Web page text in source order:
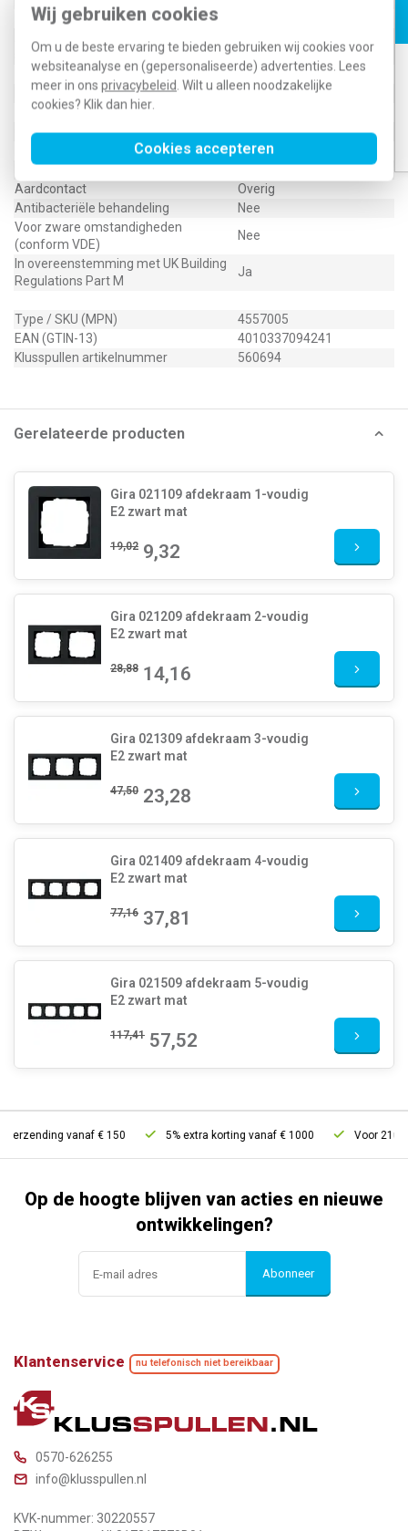
Wij gebruiken cookies
Om u de beste ervaring te bieden gebruiken wij cookies voor
websiteanalyse en (gepersonaliseerde) advertenties. Lees
meer in ons privacybeleid . Wilt u alleen noodzakelijke
cookies? Klik dan hier
Cookies accepteren
Met ingebouwde USB voeding
systeem)
1
Met IFTTT ondersteuning
Nee
Rond aardingscontact
Nee
Compatible met Apple HomeKit
Compatible met Google Assistant
Nee
Compatible met Amazon Alexa
Nee
Metallic
Nee
Aardcontact
Overig
Antibacteriële behandeling
Nee
Voor zware omstandigheden
(conform VDE)
Nee
In overeenstemming met UK Building
Regulations Part M
Ja
Type / SKU (MPN)
4557005
EAN (GTIN-13)
4010337094241
Klusspullen artikelnummer
560694
Gerelateerde producten
Gira 021109 afdekraam 1-voudig
E2 zwart mat
19,02 9,32
Gira 021209 afdekraam 2-voudig
E2 zwart mat
28,88 14,16
Gira 021309 afdekraam 3-voudig
E2 zwart mat
47,50 23,28
Gira 021409 afdekraam 4-voudig
E2 zwart mat
77,16 37,81
Gira 021509 afdekraam 5-voudig
E2 zwart mat
117,41 57,52
vanaf € 150 5% extra korting vanaf € 1000 Voor 21u
Op de hoogte blijven van acties en nieuwe
ontwikkelingen?
Abonneer
Klantenservice nu telefonisch niet bereikbaar
0570-626255
info@klusspullen.nl
KVK-nummer: 30220557